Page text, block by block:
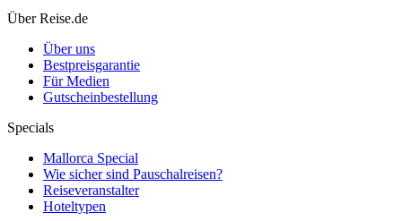
Über Reise.de
Über uns
Bestpreisgarantie
Für Medien
Gutscheinbestellung
Specials
Mallorca Special
Wie sicher sind Pauschalreisen?
Reiseveranstalter
Hoteltypen